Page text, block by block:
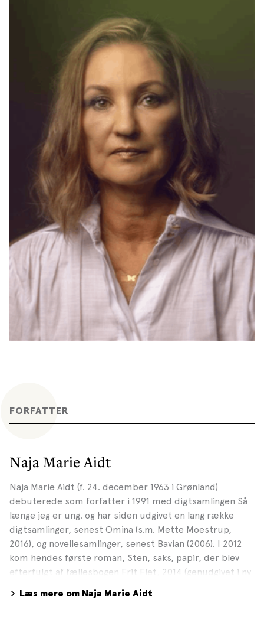
FORFATTER
Naja Marie Aidt
Naja Marie Aidt (f. 24. december 1963 i Grønland)
debuterede som forfatter i 1991 med digtsamlingen Så
længe jeg er ung. og har siden udgivet en lang række
digtsamlinger, senest Omina (s.m. Mette Moestrup,
2016), og novellesamlinger, senest Bavian (2006). I 2012
kom hendes første roman, Sten, saks, papir, der blev
efterfulgt af fællesbogen Frit Flet, 2014 (genudgivet i ny
Moestrup og Line Knutzon. I 2017 fulgte Har døden taget
Læs mere om Naja Marie Aidt